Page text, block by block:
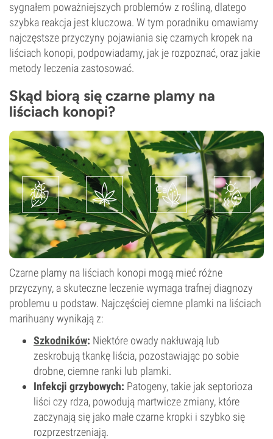
sygnałem poważniejszych problemów z rośliną, dlatego
szybka reakcja jest kluczowa. W tym poradniku omawiamy
najczęstsze przyczyny pojawiania się czarnych kropek na
liściach konopi, podpowiadamy, jak je rozpoznać, oraz jakie
metody leczenia zastosować.
Skąd biorą się czarne plamy na
liściach konopi?
Czarne plamy na liściach konopi mogą mieć różne
przyczyny, a skuteczne leczenie wymaga trafnej diagnozy
problemu u podstaw. Najczęściej ciemne plamki na liściach
marihuany wynikają z:
Szkodników: Niektóre owady nakłuwają lub
zeskrobują tkankę liścia, pozostawiając po sobie
drobne, ciemne ranki lub plamki.
Infekcji grzybowych: Patogeny, takie jak septorioza
liści czy rdza, powodują martwicze zmiany, które
zaczynają się jako małe czarne kropki i szybko się
rozprzestrzeniają.